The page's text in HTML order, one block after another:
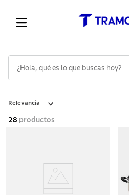
Relevancia
28 productos
1.
cuchillos
2.
cubiertos